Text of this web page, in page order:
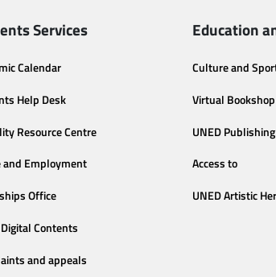
Services
Calendar
Help Desk
Resource Centre
and Employment
Office
Contents
and appeals
Education
Culture and
Virtual Bookshop
UNED
Access to
UNED Artistic